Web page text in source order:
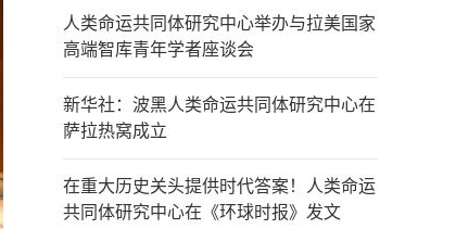
人类命运共同体研究中心举办与拉美国家
高端智库青年学者座谈会
新华社：波黑人类命运共同体研究中心在
萨拉热窝成立
在重大历史关头提供时代答案！人类命运
共同体研究中心在《环球时报》发文